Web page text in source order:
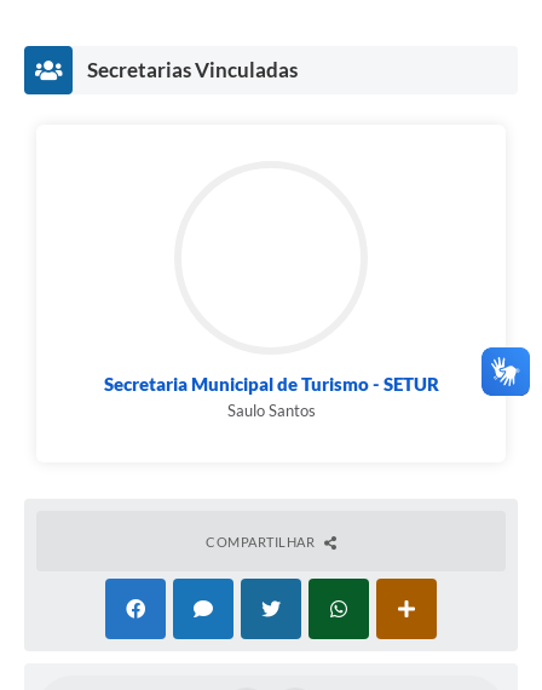
Secretarias Vinculadas
Secretaria Municipal de Turismo - SETUR
Saulo Santos
COMPARTILHAR